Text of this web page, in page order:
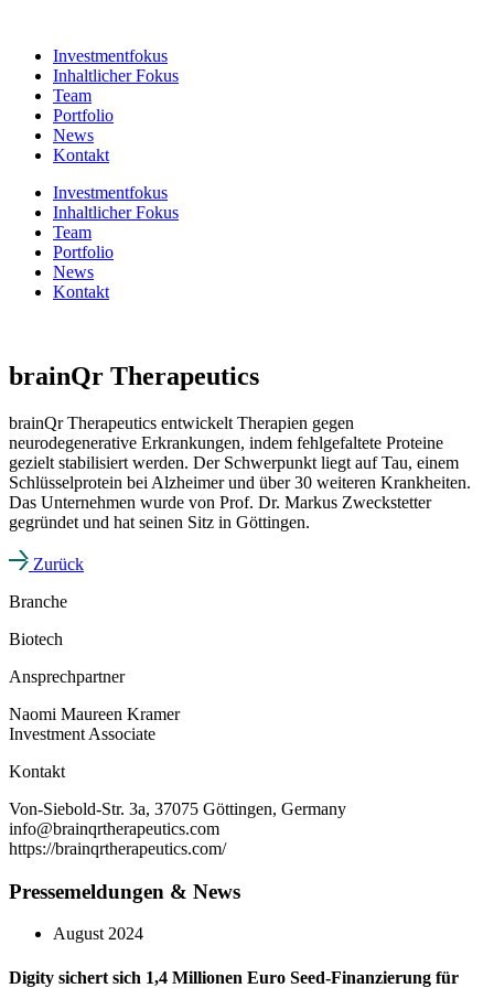
wechselnInvestmentfokus
Inhaltlicher Fokus
Team
Portfolio
News
Kontakt
Investmentfokus
Inhaltlicher Fokus
Team
Portfolio
News
Kontakt
brainQr Therapeutics
brainQr Therapeutics entwickelt Therapien gegen
neurodegenerative Erkrankungen, indem fehlgefaltete Proteine
gezielt stabilisiert werden. Der Schwerpunkt liegt auf Tau, einem
Schlüsselprotein bei Alzheimer und über 30 weiteren Krankheiten.
Das Unternehmen wurde von Prof. Dr. Markus Zweckstetter
gegründet und hat seinen Sitz in Göttingen.
Zurück
Branche
Biotech
Ansprechpartner
Naomi Maureen Kramer
Investment Associate
Kontakt
Von-Siebold-Str. 3a, 37075 Göttingen, Germany
info@brainqrtherapeutics.com
https://brainqrtherapeutics.com/
Pressemeldungen & News
August 2024
Digity sichert sich 1,4 Millionen Euro Seed-Finanzierung für